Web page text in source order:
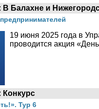
В Балахне и
19 июня 2025 года в
проводится акция
Конкурс
Тур 6